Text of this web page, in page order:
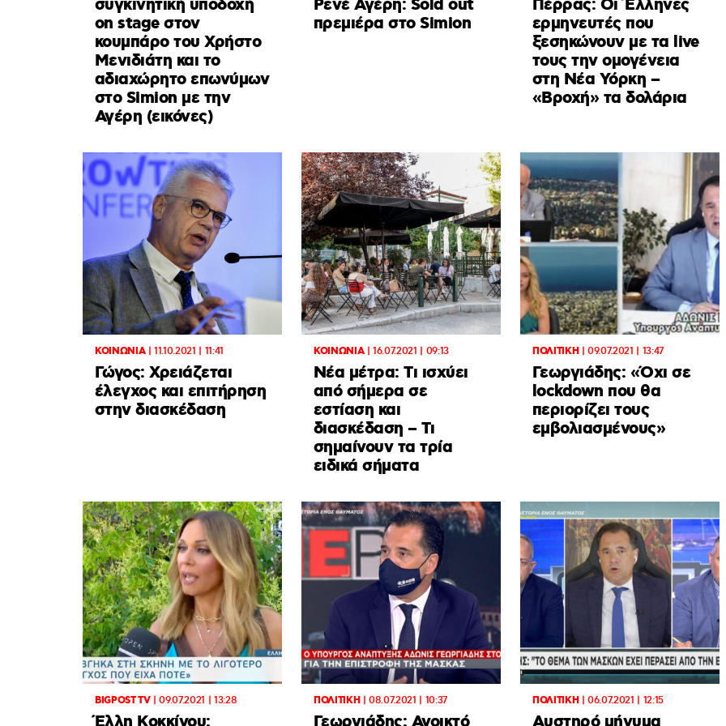
συγκινητική υποδοχή
on stage στον
κουμπάρο του Χρήστο
Μενιδιάτη και το
αδιαχώρητο επωνύμων
στο Simion με την
Αγέρη (εικόνες)
Ρενέ Αγέρη: Sold out
πρεμιέρα στο Simion
Πέρρας: Οι Έλληνες
ερμηνευτές που
ξεσηκώνουν με τα live
τους την ομογένεια
στη Νέα Υόρκη –
«Βροχή» τα δολάρια
ΚΟΙΝΩΝΙΑ|11.10.2021 | 11:41
Γώγος: Χρειάζεται
έλεγχος και επιτήρηση
στην διασκέδαση
ΚΟΙΝΩΝΙΑ|16.07.2021 | 09:13
Νέα μέτρα: Tι ισχύει
από σήμερα σε
εστίαση και
διασκέδαση – Τι
σημαίνουν τα τρία
ειδικά σήματα
ΠΟΛΙΤΙΚΗ|09.07.2021 | 13:47
Γεωργιάδης: «Όχι σε
lockdown που θα
περιορίζει τους
εμβολιασμένους»
BIGPOST TV|09.07.2021 | 13:28 ΠΟΛΙΤΙΚΗ|08.07.2021 | 10:37 ΠΟΛΙΤΙΚΗ|06.07.2021 | 12:15